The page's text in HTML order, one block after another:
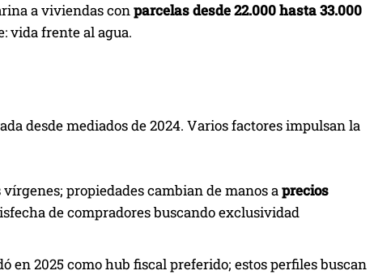
a viviendas conparcelas desde 22.000 hasta 33.000
vida frente al agua.
desde mediados de 2024. Varios factores impulsan la
vírgenes; propiedades cambian de manos aprecios
de compradores buscando exclusividad
en 2025 como hub fiscal preferido; estos perfiles buscan